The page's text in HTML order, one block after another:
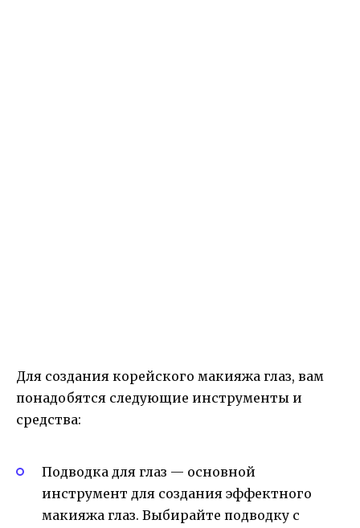
Для создания корейского макияжа глаз, вам
понадобятся следующие инструменты и
средства:
Подводка для глаз — основной
инструмент для создания эффектного
макияжа глаз. Выбирайте подводку с